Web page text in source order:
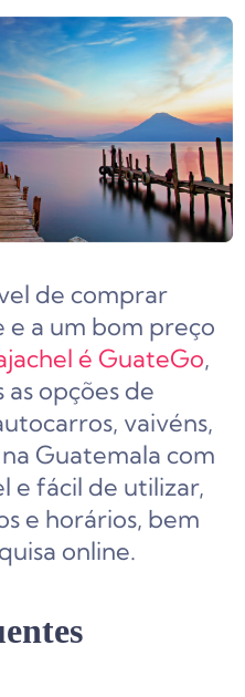
de comprar
a um bom preço
é GuateGo,
opções de
vaivéns,
Guatemala com
e fácil de utilizar,
e horários, bem
online.